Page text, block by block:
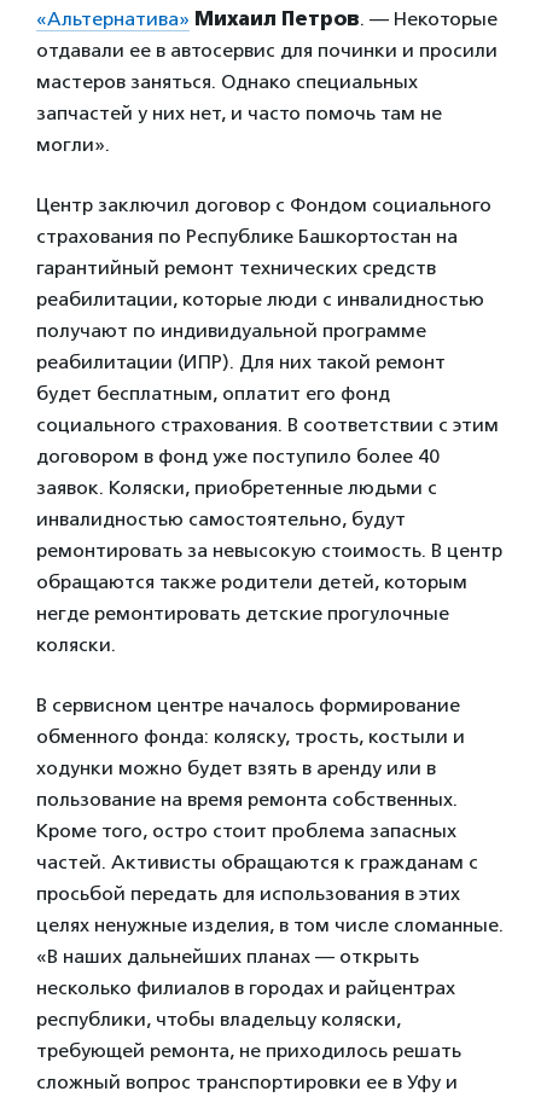
«Альтернатива» Михаил Петров. — Некоторые
отдавали ее в автосервис для починки и просили
мастеров заняться. Однако специальных
запчастей у них нет, и часто помочь там не
могли».
Центр заключил договор с Фондом социального
страхования по Республике Башкортостан на
гарантийный ремонт технических средств
реабилитации, которые люди с инвалидностью
получают по индивидуальной программе
реабилитации (ИПР). Для них такой ремонт
будет бесплатным, оплатит его фонд
социального страхования. В соответствии с этим
договором в фонд уже поступило более 40
заявок. Коляски, приобретенные людьми с
инвалидностью самостоятельно, будут
ремонтировать за невысокую стоимость. В центр
обращаются также родители детей, которым
негде ремонтировать детские прогулочные
коляски.
В сервисном центре началось формирование
обменного фонда: коляску, трость, костыли и
ходунки можно будет взять в аренду или в
пользование на время ремонта собственных.
Кроме того, остро стоит проблема запасных
частей. Активисты обращаются к гражданам с
просьбой передать для использования в этих
целях ненужные изделия, в том числе сломанные.
«В наших дальнейших планах — открыть
несколько филиалов в городах и райцентрах
республики, чтобы владельцу коляски,
требующей ремонта, не приходилось решать
сложный вопрос транспортировки ее в Уфу и